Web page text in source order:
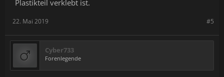
Plastikteil verklebt ist.
#5
22. Mai 2019
Cyber733
Forenlegende